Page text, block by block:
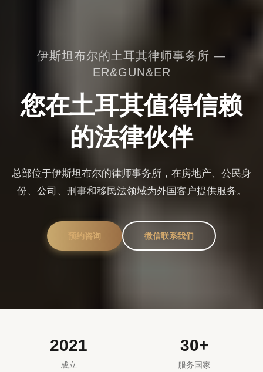
伊斯坦布尔的土耳其律师事务所 —
ER&GUN&ER
您在土耳其值得信赖
的法律伙伴
总部位于伊斯坦布尔的律师事务所，在房地产、公民身
份、公司、刑事和移民法领域为外国客户提供服务。
预约咨询 微信联系我们
2021
成立
30+
服务国家